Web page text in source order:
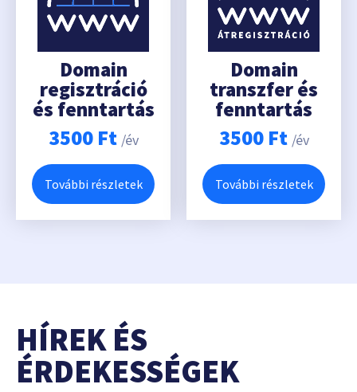
Domain
regisztráció
és fenntartás
3500 Ft /év
További részletek
Domain
transzfer és
fenntartás
3500 Ft /év
További részletek
HÍREK ÉS
ÉRDEKESSÉGEK